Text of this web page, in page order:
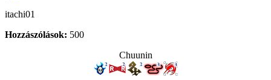
itachi01
Hozzászólások: 500
Chuunin